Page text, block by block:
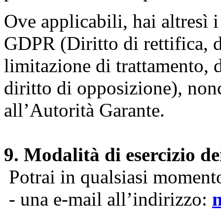
Ove applicabili, hai
GDPR (Diritto di rettifica,
limitazione di trattamento,
diritto di opposizione),
all’Autorità Garante.
9. Modalità di esercizio
Potrai in qualsiasi
- una e-mail all’indirizzo: